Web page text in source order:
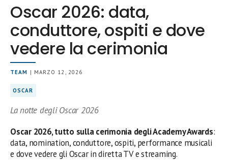
Oscar 2026: data,
conduttore, ospiti e dove
vedere la cerimonia
TEAM | MARZO 12, 2026
OSCAR
La notte degli Oscar 2026
Oscar 2026, tutto sulla cerimonia degli Academy Awards:
data, nomination, conduttore, ospiti, performance musicali
e dove vedere gli Oscar in diretta TV e streaming.